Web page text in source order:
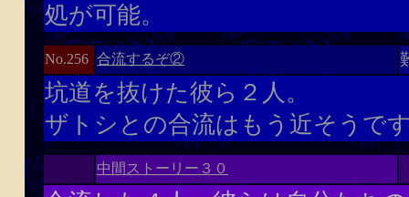
処が可能。
No.256 合流するぞ②
坑道を抜けた彼ら２人。
ザトシとの合流はもう近そうで
中間ストーリー３０